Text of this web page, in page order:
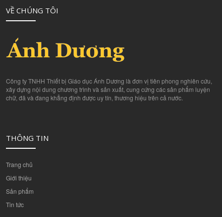
VỀ CHÚNG TÔI
Công ty TNHH Thiết bị Giáo dục Ánh Dương là đơn vị tiên phong nghiên cứu,
xây dựng nội dung chương trình và sản xuất, cung cứng các sản phẩm luyện
chữ, đã và đang khẳng định được uy tín, thương hiệu trên cả nước.
THÔNG TIN
Trang chủ
Giới thiệu
Sản phẩm
Tin tức